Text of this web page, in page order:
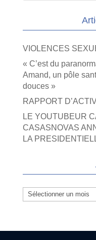
VIOLENCES
« C’est du
Amand, un pôle
douces »
RAPPORT
LE YOUTUBEUR
CASASNOVAS
LA
Archives